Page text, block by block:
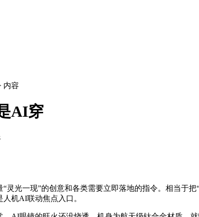
内容
AI穿
光一现”的创意和各类需要立即落地的指令。相当于把
机AI联动焦点入口。